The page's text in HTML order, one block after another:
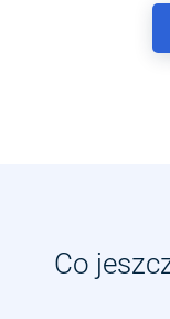
Co